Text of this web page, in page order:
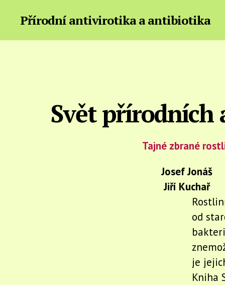
Přírodní antivirotika a antibiotika
Svět
Tajné zbrané
Josef Jonáš
Jiří Kuchař
od
je
Kniha